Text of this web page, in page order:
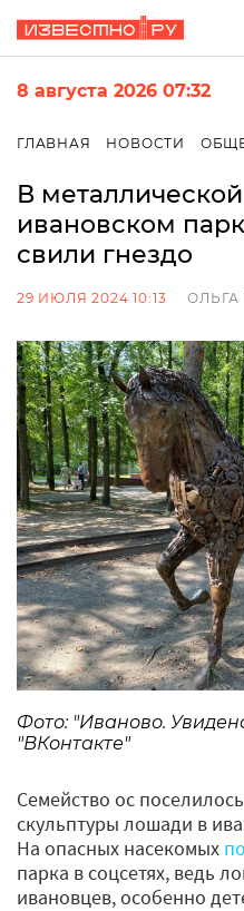
8 августа 2026 07:32
ГЛАВНАЯ НОВОСТИ
В
ивановском
свили гнездо
29 ИЮЛЯ 2024 10:13 ОЛЬГА
Фото: "Иваново.
"ВКонтакте"
Семейство ос
скульптуры лошади в
На опасных насекомых
парка в соцсетях, ведь
ивановцев, особенно